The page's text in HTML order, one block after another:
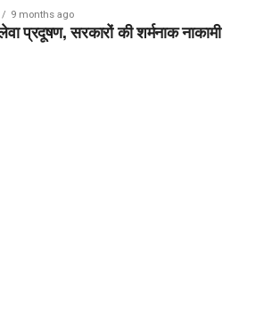
9 months ago
प्रदूषण, सरकारों की शर्मनाक नाकामी